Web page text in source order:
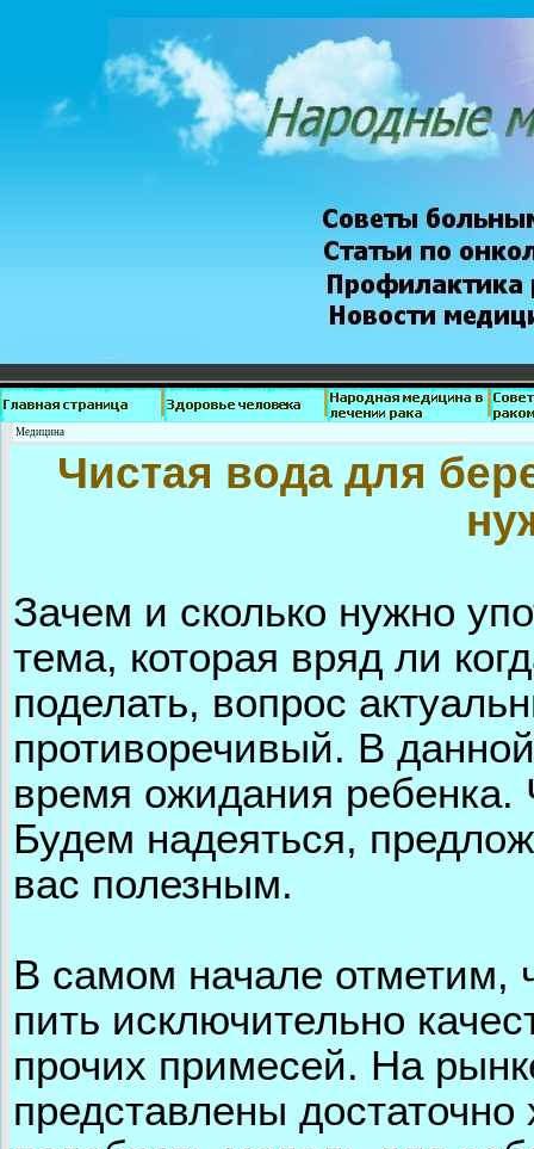
Медицина
Чистая вода для
Зачем и сколько нужно
тема, которая вряд ли
поделать, вопрос
противоречивый. В
время ожидания ребенка.
Будем надеяться,
вас полезным.
В самом начале отметим,
пить исключительно
прочих примесей. На
представлены